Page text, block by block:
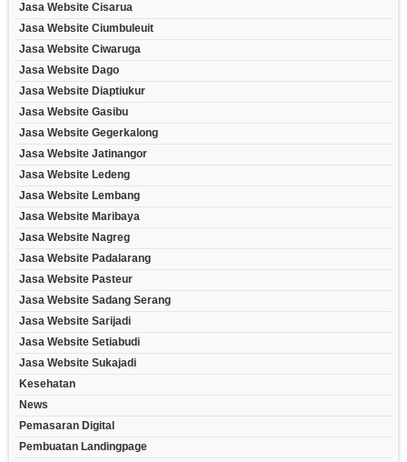
Jasa Website Cisarua
Jasa Website Ciumbuleuit
Jasa Website Ciwaruga
Jasa Website Dago
Jasa Website Diaptiukur
Jasa Website Gasibu
Jasa Website Gegerkalong
Jasa Website Jatinangor
Jasa Website Ledeng
Jasa Website Lembang
Jasa Website Maribaya
Jasa Website Nagreg
Jasa Website Padalarang
Jasa Website Pasteur
Jasa Website Sadang Serang
Jasa Website Sarijadi
Jasa Website Setiabudi
Jasa Website Sukajadi
Kesehatan
News
Pemasaran Digital
Pembuatan Landingpage